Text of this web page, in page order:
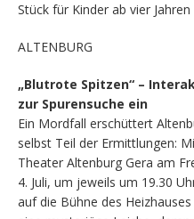
Stück für Kinder ab vier
ALTENBURG
„Blutrote Spitzen“ –
zur Spurensuche ein
Ein Mordfall erschüttert
selbst Teil der Ermittlungen:
Theater Altenburg Gera am
4. Juli, um jeweils um 19.30
auf die Bühne des